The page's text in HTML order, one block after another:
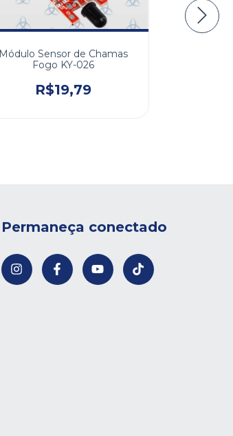
Módulo Sensor de Chamas
Fogo KY-026
R$19,79
Permaneça conectado